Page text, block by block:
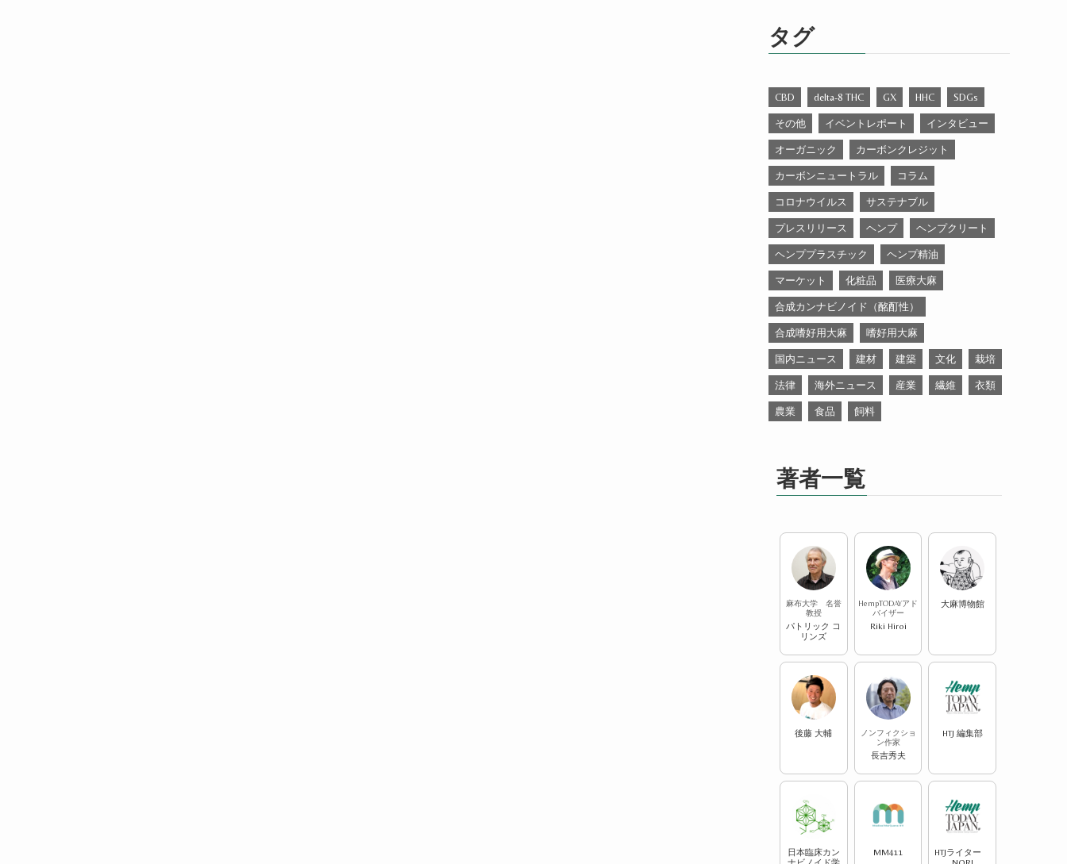
ー
タグ
CBD delta-8 THC GX HHC SDGs
その他 イベントレポート インタビュー
オーガニック カーボンクレジット
カーボンニュートラル コラム
コロナウイルス サステナブル
プレスリリース ヘンプ ヘンプクリート
ヘンププラスチック ヘンプ精油
マーケット 化粧品 医療大麻
合成カンナビノイド（酩酊性）
合成嗜好用大麻 嗜好用大麻
国内ニュース 建材 建築 文化 栽培
法律 海外ニュース 産業 繊維 衣類
農業 食品 飼料
著者一覧
麻布大学 名誉
教授
パトリック コ
リンズ
HempTODAYアド
バイザー
Riki Hiroi
大麻博物館
後藤 大輔
ノンフィクショ
ン作家
長吉秀夫
HTJ 編集部
日本臨床カン
MM411
HTJライター